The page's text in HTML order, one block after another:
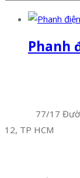
Phanh
77/17
12, TP HCM